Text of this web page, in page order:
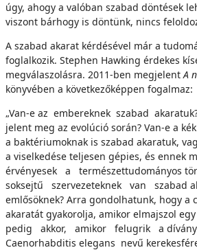
úgy, ahogy a valóban szabad döntések
viszont bárhogy is döntünk, nincs
A szabad akarat kérdésével már a
foglalkozik. Stephen Hawking érdekes
megválaszolásra. 2011-ben megjelentA
könyvében a következőképpen fogalmaz:
„Van-e az embereknek szabad
jelent meg az evolúció során? Van-e a
a baktériumoknak is szabad akaratuk,
a viselkedése teljesen gépies, és ennek
érvényesek a természettudományos
soksejtű szervezeteknek van szabad
emlősöknek? Arra gondolhatunk, hogy a
akaratát gyakorolja, amikor elmajszol
pedig akkor, amikor felugrik a
Caenorhabditis elegans nevű